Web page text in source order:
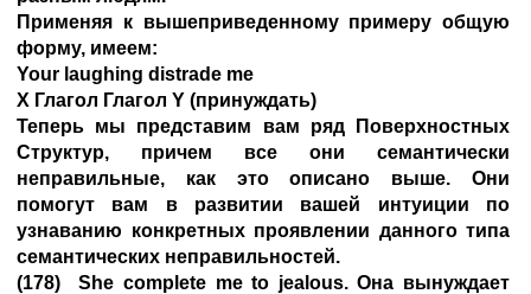
Применяя к вышеприведенному примеру общую
форму, имеем:
Your laughing distrade me
X Глагол Глагол Y (принуждать)
Теперь мы представим вам ряд Поверхностных
Структур, причем все они семантически
неправильные, как это описано выше. Они
помогут вам в развитии вашей интуиции по
узнаванию конкретных проявлении данного типа
семантических неправильностей.
(178) She complete me to jealous. Она вынуждает